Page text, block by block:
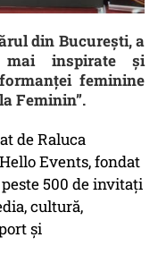
din București, a
inspirate și
feminine
Feminin”.
de Raluca
Events, fondat
500 de invitați
cultură,
și